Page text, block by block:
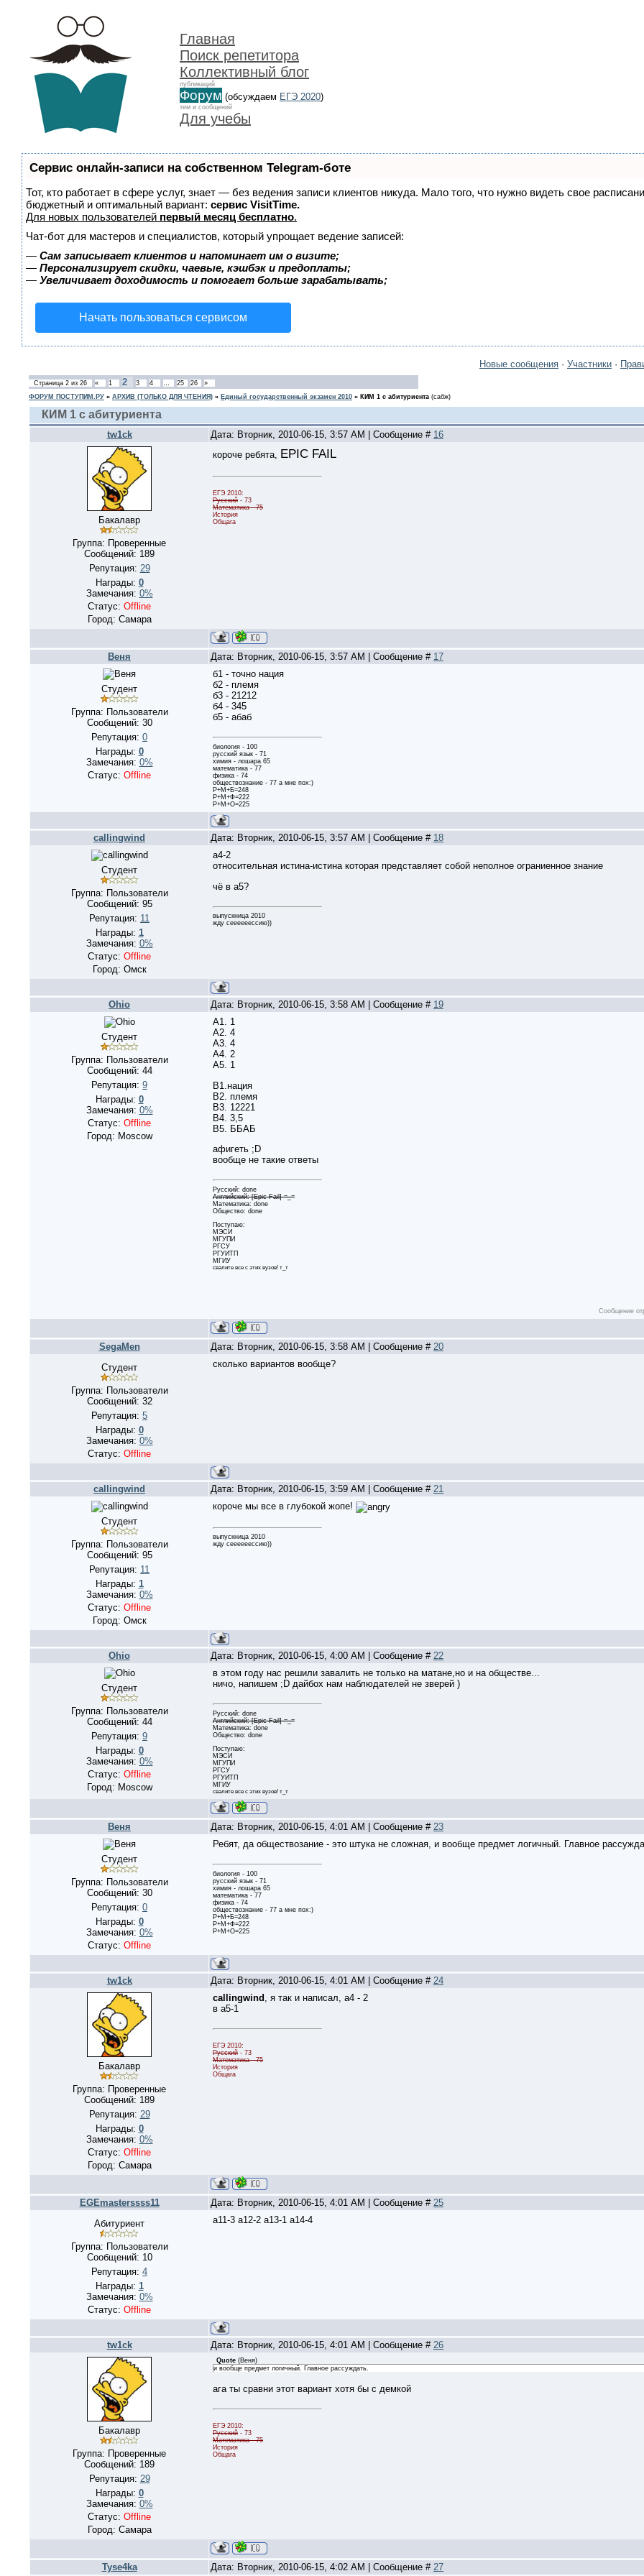
Главная
Поиск репетитора
Коллективный блог
публикаций
Форум (обсуждаем ЕГЭ 2020)
тем и сообщений
Для учебы
Сервис онлайн-записи на собственном Telegram-боте
Тот, кто работает в сфере услуг, знает — без ведения записи клиентов никуда. Мало того, что нужно видеть свое
бюджетный и оптимальный вариант: сервис VisitTime.
Для новых пользователей первый месяц бесплатно.
Чат-бот для мастеров и специалистов, который упрощает ведение записей:
— Сам записывает клиентов и напоминает им о визите;
— Персонализирует скидки, чаевые, кэшбэк и предоплаты;
— Увеличивает доходимость и помогает больше зарабатывать;
Начать пользоваться сервисом
Новые сообщения · Участники ·
Страница 2 из 26 « 1 2 3 4 … 25 26
»
ФОРУМ ПОСТУПИМ.РУ » АРХИВ (ТОЛЬКО ДЛЯ ЧТЕНИЯ) » Единый государственный экзамен 2010 » КИМ 1 с абитуриента (сабж)
КИМ 1 с абитуриента
tw1ck Дата: Вторник, 2010-06-15, 3:57 AM | Сообщение # 16
Бакалавр
Группа: Проверенные
Сообщений: 189
Репутация: 29
Награды: 0
Замечания: 0%
Статус: Offline
Город: Самара
короче ребята, EPIC FAIL
ЕГЭ 2010:
Русский - 73
Математика - 75
История
Общага
Веня Дата: Вторник, 2010-06-15, 3:57 AM | Сообщение # 17
Студент
Группа: Пользователи
Сообщений: 30
Репутация: 0
Награды: 0
Замечания: 0%
Статус: Offline
б1 - точно нация
б2 - племя
б3 - 21212
б4 - 345
б5 - абаб
биология - 100
русский язык - 71
химия - лошара 65
математика - 77
физика - 74
обществознание - 77 а мне пох:)
Р+М+Б=248
Р+М+Ф=222
Р+М+О=225
callingwind Дата: Вторник, 2010-06-15, 3:57 AM | Сообщение # 18
Студент
Группа: Пользователи
Сообщений: 95
Репутация: 11
Награды: 1
Замечания: 0%
Статус: Offline
Город: Омск
а4-2
относительная истина-истина которая представляет собой неполное ограниенное знание
чё в а5?
выпускница 2010
жду сеееееессию))
Ohio Дата: Вторник, 2010-06-15, 3:58 AM | Сообщение # 19
Студент
Группа: Пользователи
Сообщений: 44
Репутация: 9
Награды: 0
Замечания: 0%
Статус: Offline
Город: Moscow
А1. 1
А2. 4
А3. 4
А4. 2
А5. 1
В1.нация
В2. племя
В3. 12221
В4. 3,5
В5. ББАБ
афигеть ;D
вообще не такие ответы
Русский: done
Английский: [Epic Fail] =_=
Математика: done
Общество: done
Поступаю:
МЭСИ
МГУПИ
РГСУ
РГУИТП
МГИУ
свалите все с этих вузов! т_т
Сообщение
SegaMen Дата: Вторник, 2010-06-15, 3:58 AM | Сообщение # 20
Студент
Группа: Пользователи
Сообщений: 32
Репутация: 5
Награды: 0
Замечания: 0%
Статус: Offline
сколько вариантов вообще?
callingwind Дата: Вторник, 2010-06-15, 3:59 AM | Сообщение # 21
Студент
Группа: Пользователи
Сообщений: 95
Репутация: 11
Награды: 1
Замечания: 0%
Статус: Offline
Город: Омск
короче мы все в глубокой жопе!
выпускница 2010
жду сеееееессию))
Ohio Дата: Вторник, 2010-06-15, 4:00 AM | Сообщение # 22
Студент
Группа: Пользователи
Сообщений: 44
Репутация: 9
Награды: 0
Замечания: 0%
Статус: Offline
Город: Moscow
в этом году нас решили завалить не только на матане,но и на обществе...
ничо, напишем ;D дайбох нам наблюдателей не зверей )
Русский: done
Английский: [Epic Fail] =_=
Математика: done
Общество: done
Поступаю:
МЭСИ
МГУПИ
РГСУ
РГУИТП
МГИУ
свалите все с этих вузов! т_т
Веня Дата: Вторник, 2010-06-15, 4:01 AM | Сообщение # 23
Студент
Группа: Пользователи
Сообщений: 30
Репутация: 0
Награды: 0
Замечания: 0%
Статус: Offline
Ребят, да обществозание - это штука не сложная, и вообще предмет логичный. Главное
биология - 100
русский язык - 71
химия - лошара 65
математика - 77
физика - 74
обществознание - 77 а мне пох:)
Р+М+Б=248
Р+М+Ф=222
Р+М+О=225
tw1ck Дата: Вторник, 2010-06-15, 4:01 AM | Сообщение # 24
Бакалавр
Группа: Проверенные
Сообщений: 189
Репутация: 29
Награды: 0
Замечания: 0%
Статус: Offline
Город: Самара
callingwind , я так и написал, а4 - 2
в а5-1
ЕГЭ 2010:
Русский - 73
Математика - 75
История
Общага
EGEmasterssss11 Дата: Вторник, 2010-06-15, 4:01 AM | Сообщение # 25
Абитуриент
Группа: Пользователи
Сообщений: 10
Репутация: 4
Награды: 1
Замечания: 0%
Статус: Offline
а11-3 а12-2 а13-1 а14-4
tw1ck Дата: Вторник, 2010-06-15, 4:01 AM | Сообщение # 26
Бакалавр
Группа: Проверенные
Сообщений: 189
Репутация: 29
Награды: 0
Замечания: 0%
Статус: Offline
Город: Самара
Quote (Веня)
и вообще предмет логичный. Главное рассуждать.
ага ты сравни этот вариант хотя бы с демкой
ЕГЭ 2010:
Русский - 73
Математика - 75
История
Общага
Tyse4ka Дата: Вторник, 2010-06-15, 4:02 AM | Сообщение # 27